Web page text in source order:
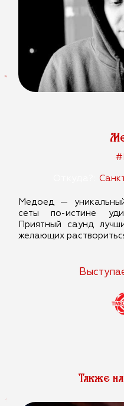
Медоед —
сеты по-истине
Приятный саунд
желающих
Также